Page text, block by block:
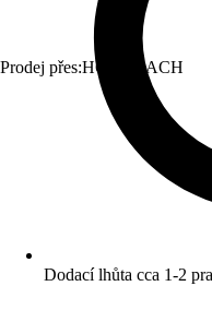
Prodej přes:HORNBACH
Dodací lhůta cca 1-2